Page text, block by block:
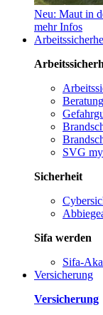
Neu: Maut in
mehr Infos
Beratung
SVG
Sicherheit
Sifa werden
Sifa-
Versicherung
Versicherung